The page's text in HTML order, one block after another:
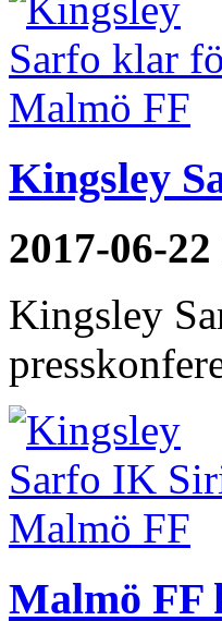
Kingsley
2017-06-
Kingsley
Malmö FF